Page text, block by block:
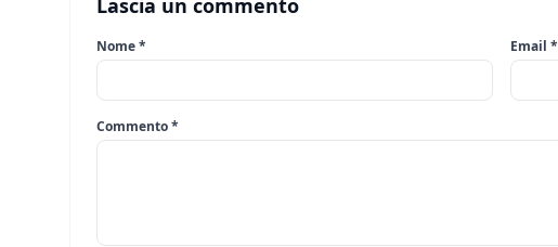
Lascia un commento
Nome * Email *
Commento *